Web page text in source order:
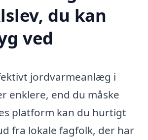
du kan
ved
jordvarmeanlæg i
enklere, end du måske
platform kan du hurtigt
fra lokale fagfolk, der har